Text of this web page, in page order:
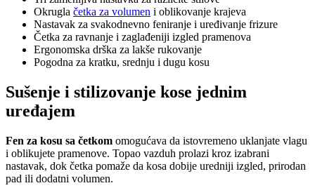
Okrugla četka za volumen i oblikovanje krajeva
Nastavak za svakodnevno feniranje i uređivanje frizure
Četka za ravnanje i zaglađeniji izgled pramenova
Ergonomska drška za lakše rukovanje
Pogodna za kratku, srednju i dugu kosu
Sušenje i stilizovanje kose jednim
uređajem
Fen za kosu sa četkom omogućava da istovremeno uklanjate vlagu
i oblikujete pramenove. Topao vazduh prolazi kroz izabrani
nastavak, dok četka pomaže da kosa dobije uredniji izgled, prirodan
pad ili dodatni volumen.